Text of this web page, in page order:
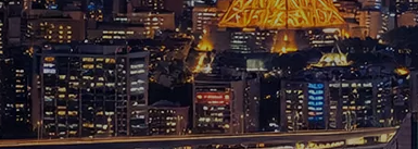
スポーツ 競
テニス四大大会・五輪